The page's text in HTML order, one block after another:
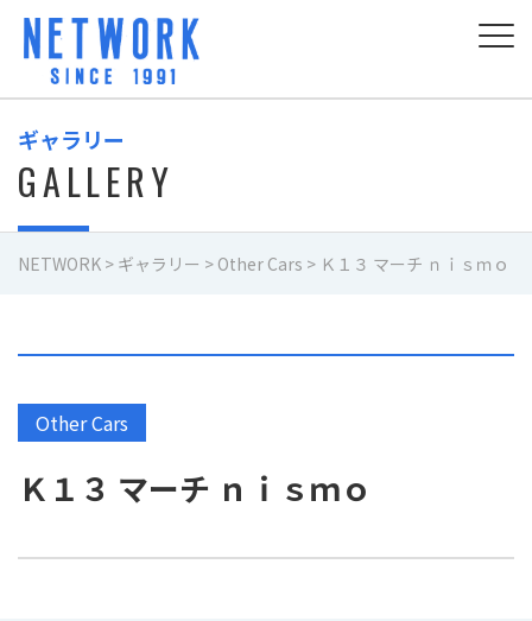
ギャラリー
GALLERY
NETWORK > ギャラリー > Other Cars > Ｋ１３ マーチ ｎｉｓｍｏ
Other Cars
Ｋ１３ マーチ ｎｉｓｍｏ